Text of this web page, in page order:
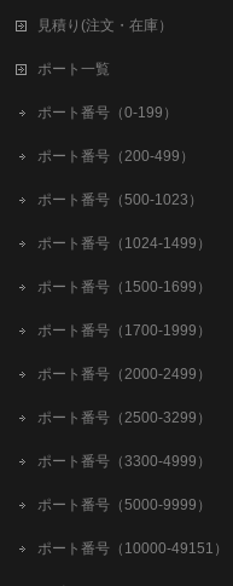
見積り(注文・在庫）
ポート一覧
ポート番号（0-199）
ポート番号（200-499）
ポート番号（500-1023）
ポート番号（1024-1499）
ポート番号（1500-1699）
ポート番号（1700-1999）
ポート番号（2000-2499）
ポート番号（2500-3299）
ポート番号（3300-4999）
ポート番号（5000-9999）
ポート番号（10000-49151）